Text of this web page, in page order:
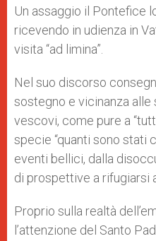
Un assaggio il Pontefice
ricevendo in udienza in
visita “ad limina”.
Nel suo discorso
sostegno e vicinanza
vescovi, come pure a
specie “quanti sono stati
eventi bellici, dalla
di prospettive a rifugiarsi
Proprio sulla realtà
l’attenzione del Santo